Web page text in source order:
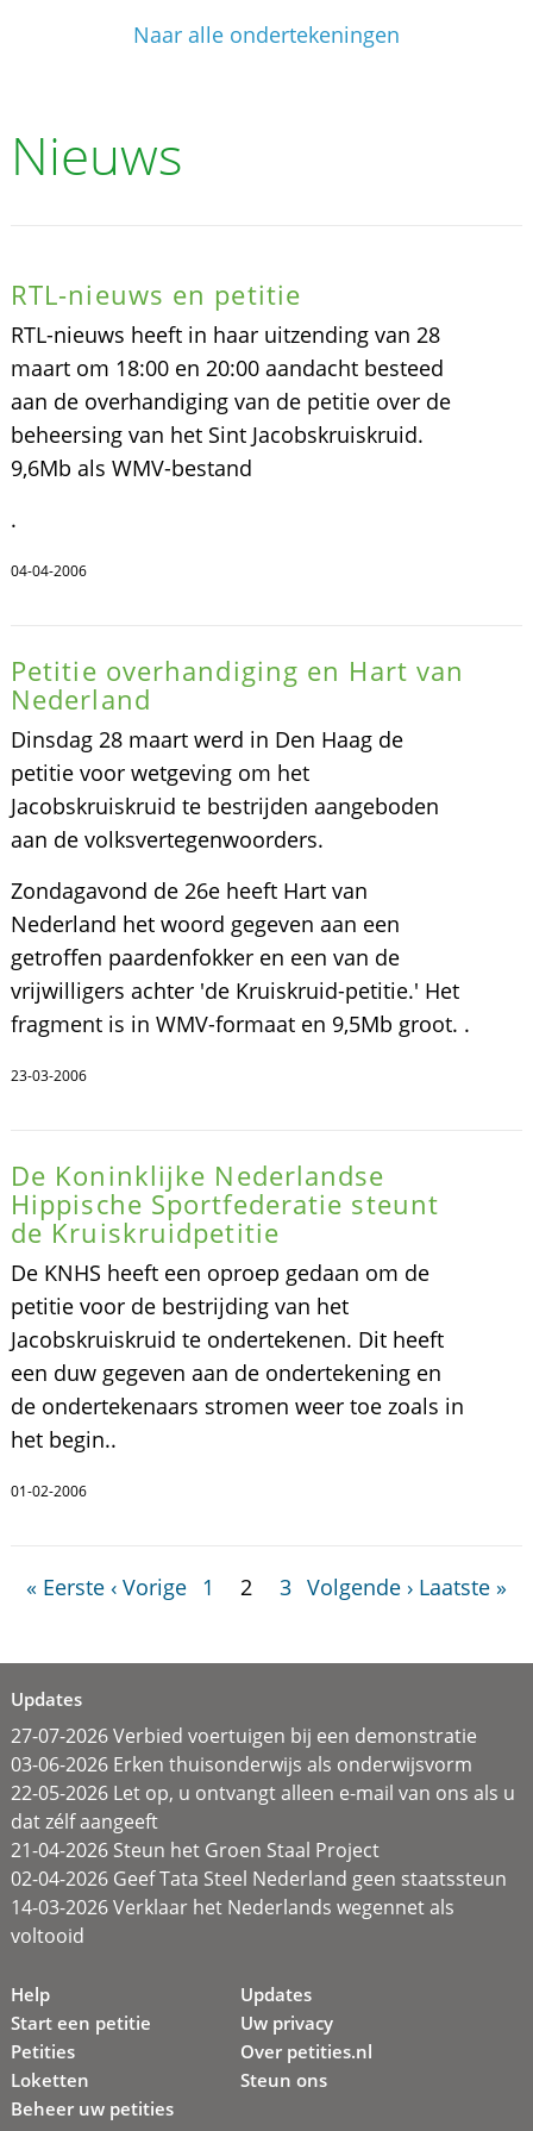
Naar alle ondertekeningen
Nieuws
RTL-nieuws en petitie
RTL-nieuws heeft in haar uitzending van 28
maart om 18:00 en 20:00 aandacht besteed
aan de overhandiging van de petitie over de
beheersing van het Sint Jacobskruiskruid.
9,6Mb als WMV-bestand
.
04-04-2006
Petitie overhandiging en Hart van
Nederland
Dinsdag 28 maart werd in Den Haag de
petitie voor wetgeving om het
Jacobskruiskruid te bestrijden aangeboden
aan de volksvertegenwoorders.
Zondagavond de 26e heeft Hart van
Nederland het woord gegeven aan een
getroffen paardenfokker en een van de
vrijwilligers achter 'de Kruiskruid-petitie.' Het
fragment is in WMV-formaat en 9,5Mb groot. .
23-03-2006
De Koninklijke Nederlandse
Hippische Sportfederatie steunt
de Kruiskruidpetitie
De KNHS heeft een oproep gedaan om de
petitie voor de bestrijding van het
Jacobskruiskruid te ondertekenen. Dit heeft
een duw gegeven aan de ondertekening en
de ondertekenaars stromen weer toe zoals in
het begin..
01-02-2006
« Eerste ‹ Vorige 1 2 3 Volgende › Laatste »
Updates
27-07-2026 Verbied voertuigen bij een demonstratie
03-06-2026 Erken thuisonderwijs als onderwijsvorm
22-05-2026 Let op, u ontvangt alleen e-mail van ons als u
dat zélf aangeeft
21-04-2026 Steun het Groen Staal Project
02-04-2026 Geef Tata Steel Nederland geen staatssteun
14-03-2026 Verklaar het Nederlands wegennet als
voltooid
Help
Start een petitie
Petities
Loketten
Beheer uw petities
Updates
Uw privacy
Over petities.nl
Steun ons